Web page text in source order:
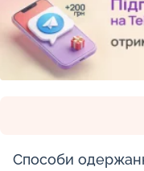
Способи